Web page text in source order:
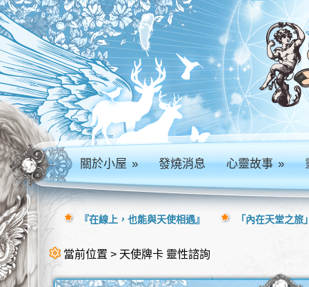
關於小屋» 發燒消息 心靈故事»
當前位置 > 天使牌卡 靈性諮詢
『在線上，也能與天使相遇』 「內在天堂之